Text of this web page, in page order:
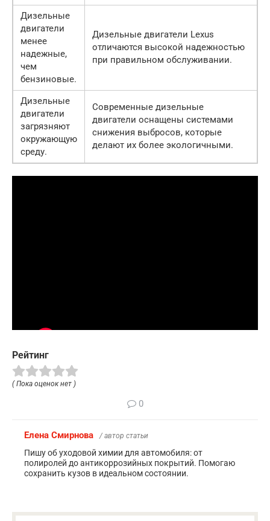
Дизельные
двигатели
менее
надежные,
чем
бензиновые.
Дизельные двигатели Lexus
отличаются высокой надежностью
при правильном обслуживании.
Дизельные
двигатели
загрязняют
окружающую
среду.
Современные дизельные
двигатели оснащены системами
снижения выбросов, которые
делают их более экологичными.
Рейтинг
( Пока оценок нет )
0
Елена Смирнова / автор статьи
Пишу об уходовой химии для автомобиля: от
полиролей до антикоррозийных покрытий. Помогаю
сохранить кузов в идеальном состоянии.